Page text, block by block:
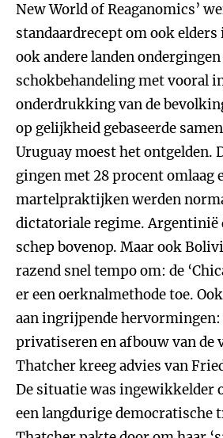
New World of Reaganomics’
standaardrecept om ook elders
ook andere landen
schokbehandeling met vooral
onderdrukking van de
op gelijkheid gebaseerde
Uruguay moest het ontgelden.
gingen met 28 procent omlaag
martelpraktijken werden
dictatoriale regime. Argentinië
schep bovenop. Maar ook
razend snel tempo om: de
er een oerknalmethode toe.
aan ingrijpende hervormingen:
privatiseren en afbouw van de
Thatcher kreeg advies van
De situatie was ingewikkelder
een langdurige democratische